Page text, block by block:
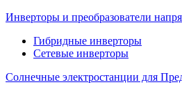
Инверторы и преобразователи
Гибридные инверторы
Сетевые инверторы
Солнечные электростанции для